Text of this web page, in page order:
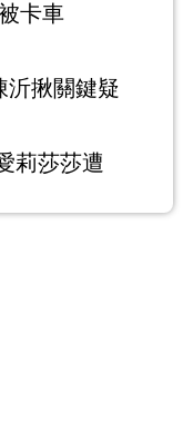
卡車
揪關鍵疑
莉莎莎遭